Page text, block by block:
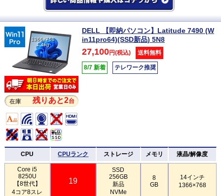
1366×768
1.4kg
在庫 残りあと2台
DELL 【即納パソコン】Latitude 7490 (W
in11pro64)(SSD新品) 5N8
27,100円(税込) 送料無料
8/7 新着 テレワーク推奨
CPU CPUランク ストレージ メモリ 液晶/解像度
Core i5
8250U
【8世代】
4コア8スレ
19
SSD
256GB
新品
NVMe
8
GB
14インチ
1366×768